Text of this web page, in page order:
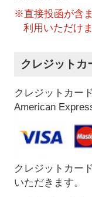
※直接投函が含
利用いただけま
クレジットカ
クレジットカー
American
クレジットカー
いただきます。